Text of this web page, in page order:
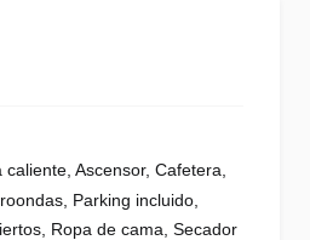
caliente Ascensor, Cafetera
Parking incluido
Ropa de cama Secador